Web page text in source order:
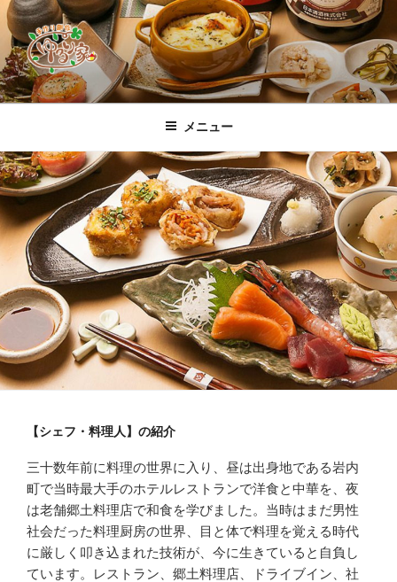
コ
ン
テ
ン
ツ
キ
ッ
プ
すすきの「手作り創作 ゆるり家」公
式ホームページ
素材から作りあげる創作料理の数々、定番から週、月替わりまで豊富に
ご用意！店主自慢の「グラタン」をはじめ、道産刺身ホタテをレアで焼
「とうふボール」、コースは「チョイス、味めぐり、おまかせⅠ・Ⅱ」
それぞれ飲み放題付き、お一人様限定「晩酌セット」もご用意しており
ます。尚、料理本来の味と香りを楽しんで頂くため、店内は全席禁煙と
しております♪
メニュー
【シェフ・料理人】の紹介
三十数年前に料理の世界に入り、昼は出身地である岩内
町で当時最大手のホテルレストランで洋食と中華を、夜
は老舗郷土料理店で和食を学びました。当時はまだ男性
社会だった料理厨房の世界、目と体で料理を覚える時代
に厳しく叩き込まれた技術が、今に生きていると自負し
ています。レストラン、郷土料理店、ドライブイン、社